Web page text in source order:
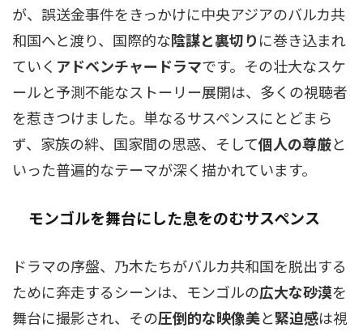
が、誤送金事件をきっかけに中央アジアのバルカ共
和国へと渡り、国際的な陰謀と裏切りに巻き込まれ
ていく アドベンチャードラマです。その壮大なスケ
ールと予測不能なストーリー展開は、多くの視聴者
を惹きつけました。単なるサスペンスにとどまら
ず、家族の絆、国家間の思惑、そして個人の尊厳と
いった普遍的なテーマが深く描かれています。
モンゴルを舞台にした息をのむサスペンス
ドラマの序盤、乃木たちがバルカ共和国を脱出する
ために奔走するシーンは、モンゴルの広大な砂漠を
舞台に撮影され、その圧倒的な映像美と緊迫感は視